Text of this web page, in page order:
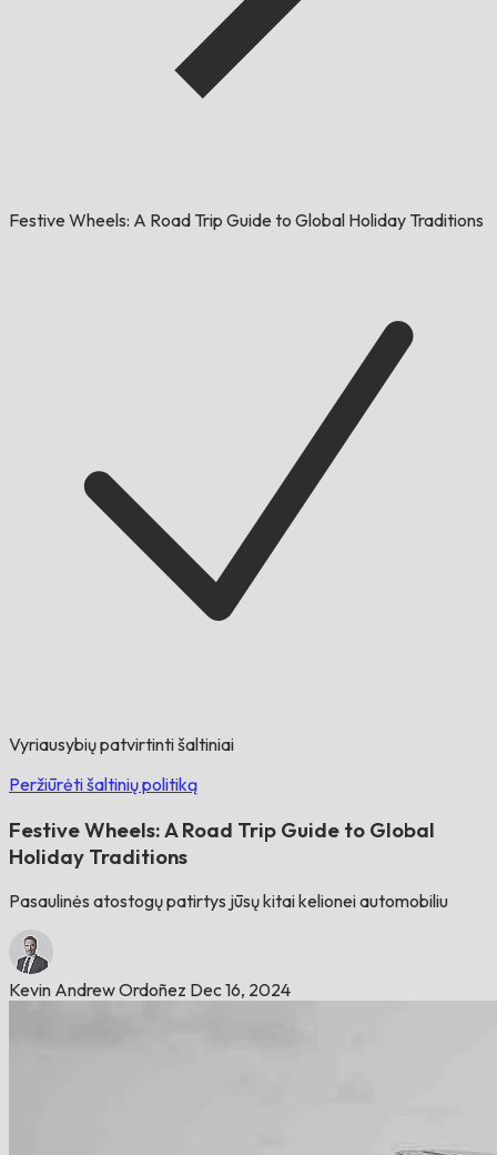
Festive Wheels: A Road Trip Guide to Global Holiday Traditions
Vyriausybių patvirtinti šaltiniai
Peržiūrėti šaltinių politiką
Festive Wheels: A Road Trip Guide to Global
Holiday Traditions
Pasaulinės atostogų patirtys jūsų kitai kelionei automobiliu
Kevin Andrew Ordoñez Dec 16, 2024